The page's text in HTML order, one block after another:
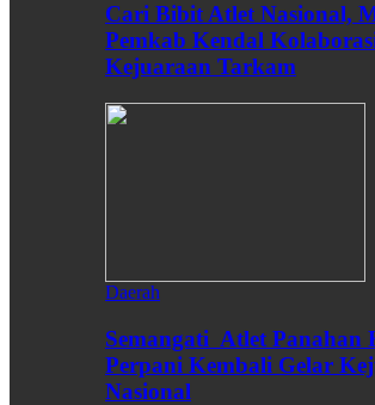
Cari Bibit Atlet Nasional,
Pemkab Kendal
Kejuaraan Tarkam
Daerah
Semangati Atlet Panahan
Perpani Kembali Gelar
Nasional